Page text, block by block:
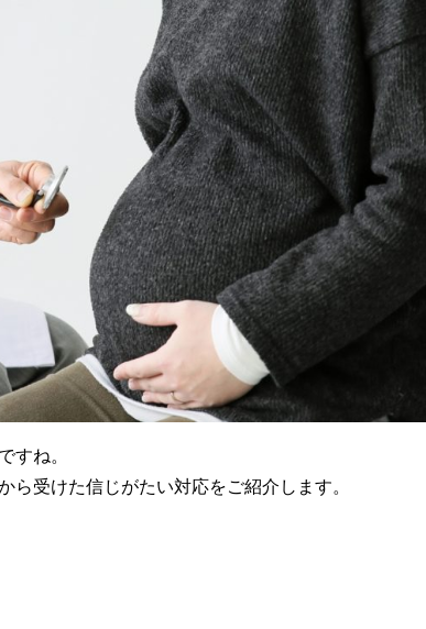
すね。
ら受けた信じがたい対応をご紹介します。